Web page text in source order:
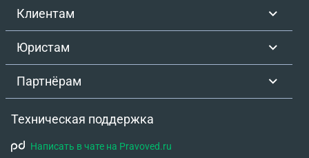
Клиентам
Юристам
Партнёрам
Техническая поддержка
Написать в чате на Pravoved.ru